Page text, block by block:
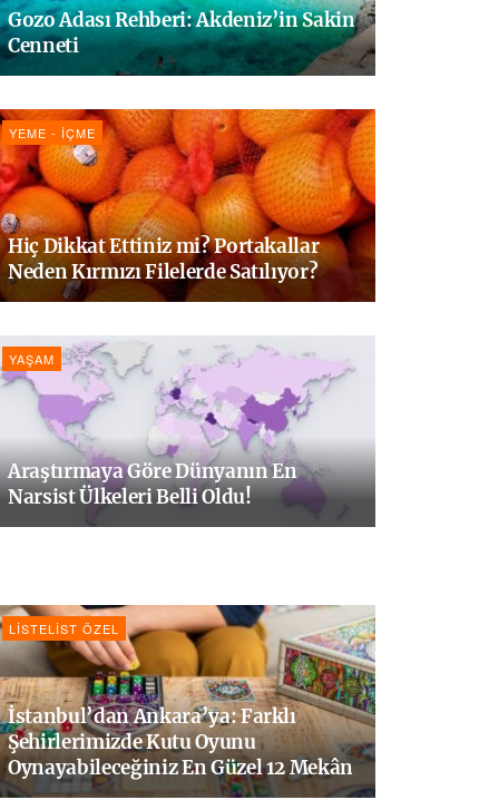
Gozo Adası Rehberi: Akdeniz’in Sakin
Cenneti
YEME - İÇME
Hiç Dikkat Ettiniz mi? Portakallar
Neden Kırmızı Filelerde Satılıyor?
YAŞAM
Araştırmaya Göre Dünyanın En
Narsist Ülkeleri Belli Oldu!
LISTELIST ÖZEL
İstanbul’dan Ankara’ya: Farklı
Şehirlerimizde Kutu Oyunu
Oynayabileceğiniz En Güzel 12 Mekân